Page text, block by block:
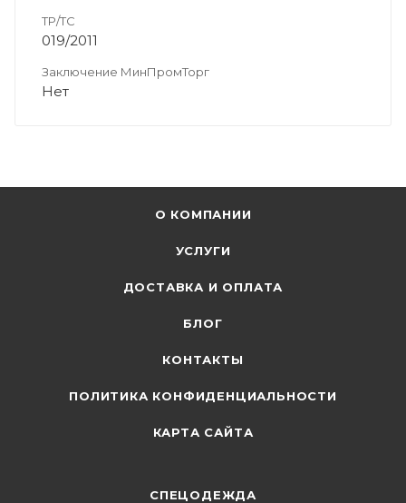
ТР/ТС
019/2011
Заключение МинПромТорг
Нет
О КОМПАНИИ
УСЛУГИ
ДОСТАВКА И ОПЛАТА
БЛОГ
КОНТАКТЫ
ПОЛИТИКА КОНФИДЕНЦИАЛЬНОСТИ
КАРТА САЙТА
СПЕЦОДЕЖДА